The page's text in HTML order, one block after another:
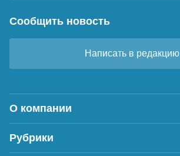
Сообщить новость
Написать в редакцию
О компании
Рубрики